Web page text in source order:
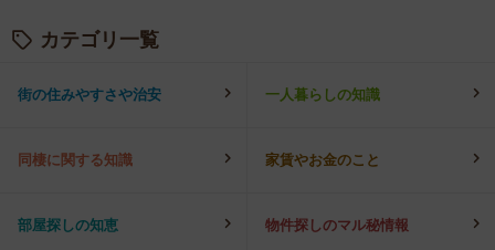
カテゴリ一覧
街の住みやすさや治安 一人暮らしの知識
同棲に関する知識 家賃やお金のこと
部屋探しの知恵 物件探しのマル秘情報